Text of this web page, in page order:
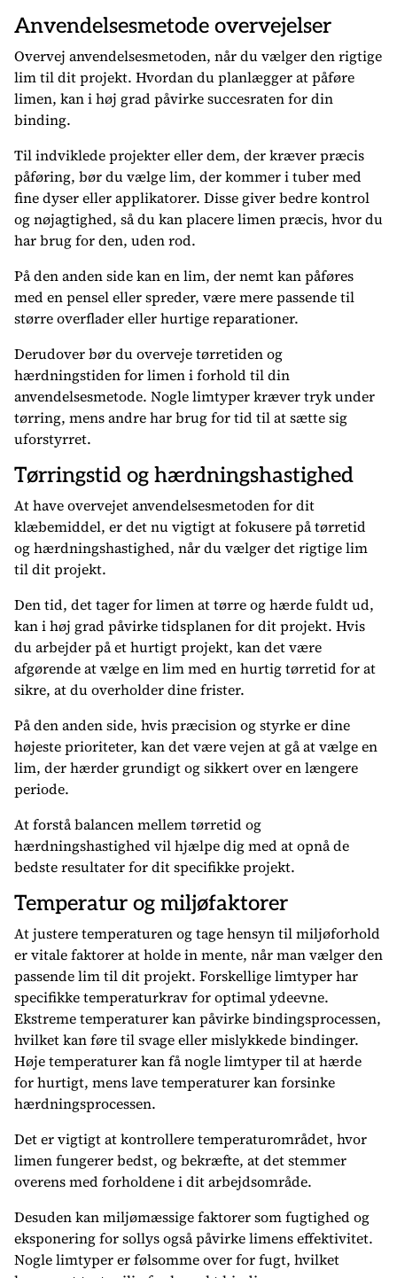
Anvendelsesmetode overvejelser
Overvej anvendelsesmetoden, når du vælger den rigtige
lim til dit projekt. Hvordan du planlægger at påføre
limen, kan i høj grad påvirke succesraten for din
binding.
Til indviklede projekter eller dem, der kræver præcis
påføring, bør du vælge lim, der kommer i tuber med
fine dyser eller applikatorer. Disse giver bedre kontrol
og nøjagtighed, så du kan placere limen præcis, hvor du
har brug for den, uden rod.
På den anden side kan en lim, der nemt kan påføres
med en pensel eller spreder, være mere passende til
større overflader eller hurtige reparationer.
Derudover bør du overveje tørretiden og
hærdningstiden for limen i forhold til din
anvendelsesmetode. Nogle limtyper kræver tryk under
tørring, mens andre har brug for tid til at sætte sig
uforstyrret.
Tørringstid og hærdningshastighed
At have overvejet anvendelsesmetoden for dit
klæbemiddel, er det nu vigtigt at fokusere på tørretid
og hærdningshastighed, når du vælger det rigtige lim
til dit projekt.
Den tid, det tager for limen at tørre og hærde fuldt ud,
kan i høj grad påvirke tidsplanen for dit projekt. Hvis
du arbejder på et hurtigt projekt, kan det være
afgørende at vælge en lim med en hurtig tørretid for at
sikre, at du overholder dine frister.
På den anden side, hvis præcision og styrke er dine
højeste prioriteter, kan det være vejen at gå at vælge en
lim, der hærder grundigt og sikkert over en længere
periode.
At forstå balancen mellem tørretid og
hærdningshastighed vil hjælpe dig med at opnå de
bedste resultater for dit specifikke projekt.
Temperatur og miljøfaktorer
At justere temperaturen og tage hensyn til miljøforhold
er vitale faktorer at holde in mente, når man vælger den
passende lim til dit projekt. Forskellige limtyper har
specifikke temperaturkrav for optimal ydeevne.
Ekstreme temperaturer kan påvirke bindingsprocessen,
hvilket kan føre til svage eller mislykkede bindinger.
Høje temperaturer kan få nogle limtyper til at hærde
for hurtigt, mens lave temperaturer kan forsinke
hærdningsprocessen.
Det er vigtigt at kontrollere temperaturområdet, hvor
limen fungerer bedst, og bekræfte, at det stemmer
overens med forholdene i dit arbejdsområde.
Desuden kan miljømæssige faktorer som fugtighed og
eksponering for sollys også påvirke limens effektivitet.
Nogle limtyper er følsomme over for fugt, hvilket